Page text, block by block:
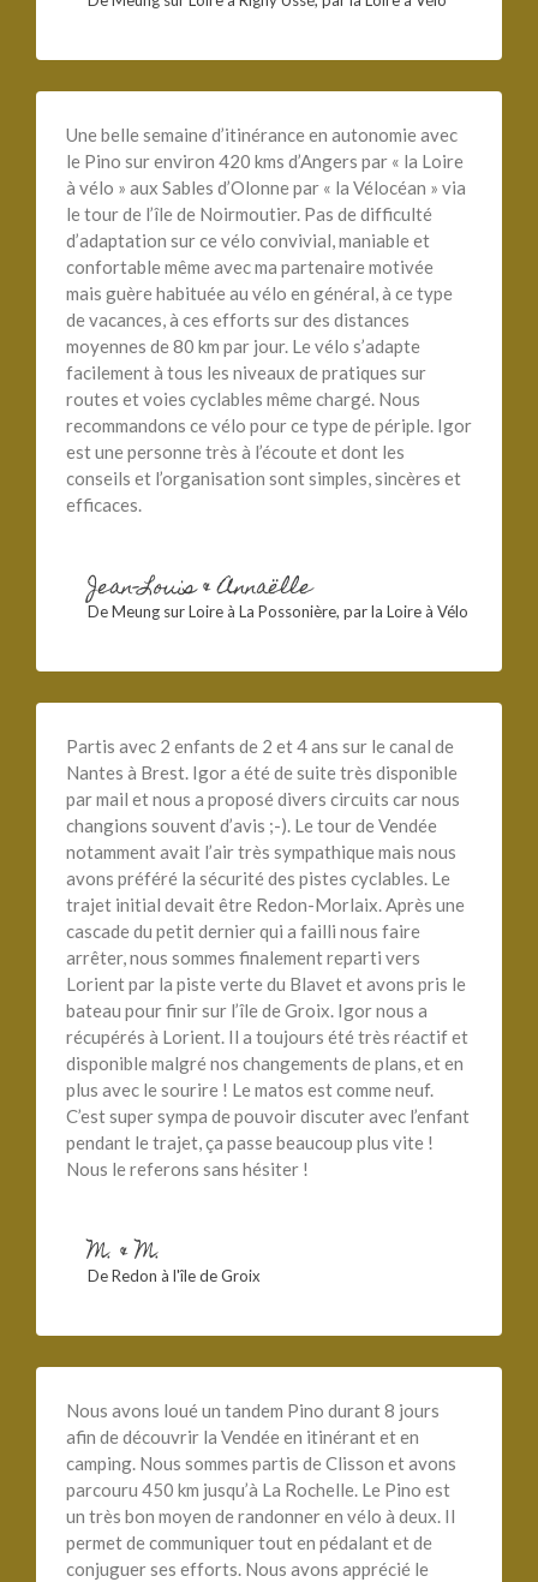
Une belle semaine d’itinérance en autonomie avec
le Pino sur environ 420 kms d’Angers par « la Loire
à vélo » aux Sables d’Olonne par « la Vélocéan » via
le tour de l’île de Noirmoutier. Pas de difficulté
d’adaptation sur ce vélo convivial, maniable et
confortable même avec ma partenaire motivée
mais guère habituée au vélo en général, à ce type
de vacances, à ces efforts sur des distances
moyennes de 80 km par jour. Le vélo s’adapte
facilement à tous les niveaux de pratiques sur
routes et voies cyclables même chargé. Nous
recommandons ce vélo pour ce type de périple. Igor
est une personne très à l’écoute et dont les
conseils et l’organisation sont simples, sincères et
efficaces.
Jean-Louis & Annaëlle
De Meung sur Loire à La Possonière, par la Loire à Vélo
Partis avec 2 enfants de 2 et 4 ans sur le canal de
Nantes à Brest. Igor a été de suite très disponible
par mail et nous a proposé divers circuits car nous
changions souvent d’avis ;-). Le tour de Vendée
notamment avait l’air très sympathique mais nous
avons préféré la sécurité des pistes cyclables. Le
trajet initial devait être Redon-Morlaix. Après une
cascade du petit dernier qui a failli nous faire
arrêter, nous sommes finalement reparti vers
Lorient par la piste verte du Blavet et avons pris le
bateau pour finir sur l’île de Groix. Igor nous a
récupérés à Lorient. Il a toujours été très réactif et
disponible malgré nos changements de plans, et en
plus avec le sourire ! Le matos est comme neuf.
C’est super sympa de pouvoir discuter avec l’enfant
pendant le trajet, ça passe beaucoup plus vite !
Nous le referons sans hésiter !
M. & M.
De Redon à l'île de Groix
Nous avons loué un tandem Pino durant 8 jours
afin de découvrir la Vendée en itinérant et en
camping. Nous sommes partis de Clisson et avons
parcouru 450 km jusqu’à La Rochelle. Le Pino est
un très bon moyen de randonner en vélo à deux. Il
permet de communiquer tout en pédalant et de
conjuguer ses efforts. Nous avons apprécié le